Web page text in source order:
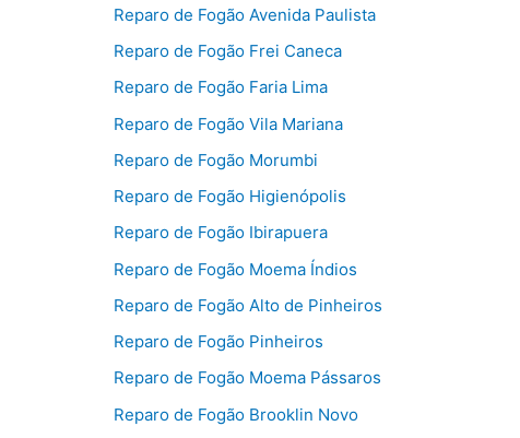
Reparo de Fogão Avenida Paulista
Reparo de Fogão Frei Caneca
Reparo de Fogão Faria Lima
Reparo de Fogão Vila Mariana
Reparo de Fogão Morumbi
Reparo de Fogão Higienópolis
Reparo de Fogão Ibirapuera
Reparo de Fogão Moema Índios
Reparo de Fogão Alto de Pinheiros
Reparo de Fogão Pinheiros
Reparo de Fogão Moema Pássaros
Reparo de Fogão Brooklin Novo